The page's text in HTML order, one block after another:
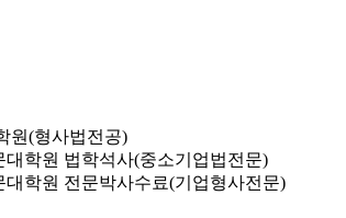
원(형사법전공)
대학원 법학석사(중소기업법전문)
대학원 전문박사수료(기업형사전문)